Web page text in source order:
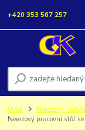
+420 353 567 257
Úvod Nerezový
Nerezový pracovní stůl